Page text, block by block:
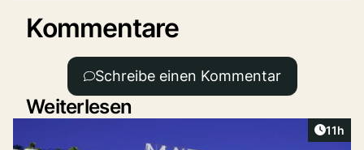
Kommentare
Schreibe einen Kommentar
Weiterlesen
11h